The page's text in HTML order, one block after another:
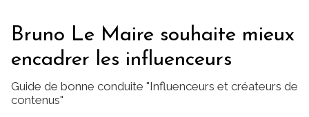
Bruno Le Maire souhaite mieux
encadrer les influenceurs
Guide de bonne conduite "Influenceurs et créateurs de
contenus"